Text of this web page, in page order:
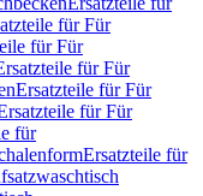
für Für
für Für
für Für
Ersatzteile für Für
für Für
für
Ersatzteile für